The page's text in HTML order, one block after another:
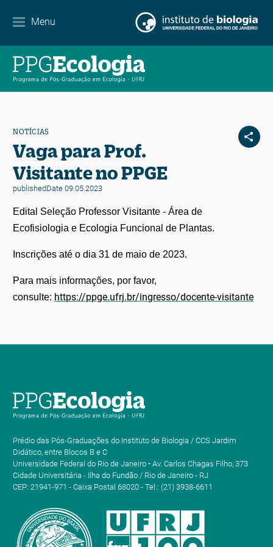
Menu
Contato
NOTÍCIAS
Vaga para Prof.
Visitante no PPGE
publishedDate 09.05.2023
Edital Seleção Professor Visitante - Área de
Ecofisiologia e Ecologia Funcional de Plantas.
Inscrições até o dia 31 de maio de 2023.
Para mais informações, por favor,
consulte: https://ppge.ufrj.br/ingresso/docente-visitante
Prédio das Pós-Graduações do Instituto de Biologia / CCS Jardim
Didático, entre Blocos B e C
Universidade Federal do Rio de Janeiro • Av. Carlos Chagas Filho, 373
Cidade Universitária - Ilha do Fundão / Rio de Janeiro - RJ
CEP: 21941-971 - Caixa Postal 68020 - Tel.: (21) 3938-6611